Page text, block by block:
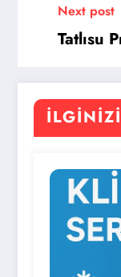
Next post
Tatlısu